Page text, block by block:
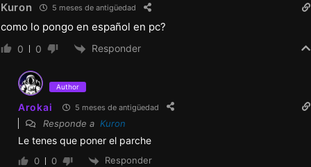
Kuron 5 meses de antigüedad
como lo pongo en español en pc?
0 0 Responder
Author
Arokai 5 meses de antigüedad
Responde a Kuron
Le tenes que poner el parche
0 0 Responder